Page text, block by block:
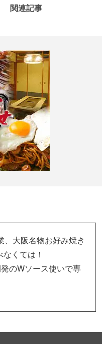
関連記事
、大阪名物お好み焼き
くては！
のWソース使いで専